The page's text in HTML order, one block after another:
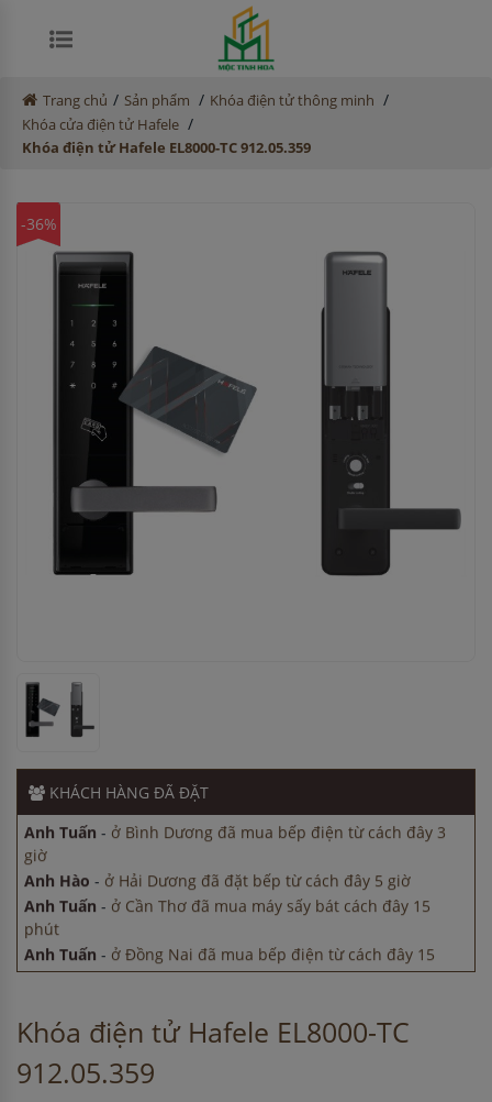
Trang chủ / Sản phẩm / Khóa điện tử thông minh /
Khóa cửa điện tử Hafele /
Khóa điện tử Hafele EL8000-TC 912.05.359
-36%
KHÁCH HÀNG ĐÃ ĐẶT
phút
Anh Tuấn
phút
Anh Tuấn -ở Bình Dương đã mua bếp điện từ cách đây 3
giờ
Anh Hào-ở Hải Dương đã đặt bếp từ cách đây 5 giờ
Anh Tuấn
phút
Anh Tuấn - ở Đồng Nai đã mua bếp điện từ cách đây 15
phút
Chị Hà-ở Đồng Nai đã mua chậu vòi rửa bát cách đây 8 giờ
Anh Hào-ở Hải Dương đã đặt bếp từ cách đây 5 giờ
phút
Khóa điện tử Hafele EL8000-TC
912.05.359